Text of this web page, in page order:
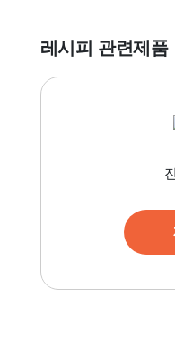
레시피 관련제품